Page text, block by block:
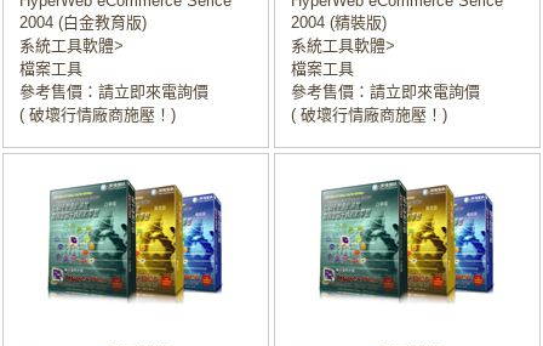
2004 (白金教育版)
系統工具軟體>
檔案工具
參考售價：請立即來電詢價
( 破壞行情廠商施壓！)
2004 (精裝版)
系統工具軟體>
檔案工具
參考售價：請立即來電詢價
( 破壞行情廠商施壓！)